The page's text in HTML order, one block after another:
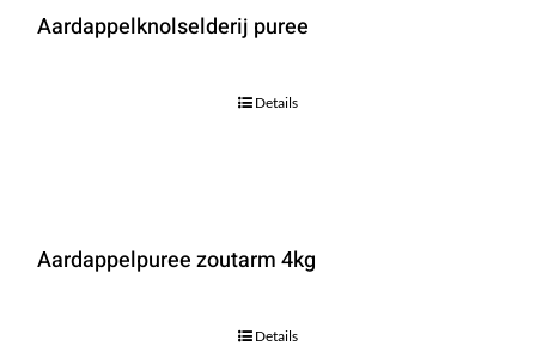
Aardappelknolselderij puree
Details
Aardappelpuree zoutarm 4kg
Details